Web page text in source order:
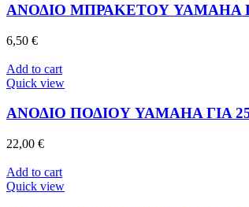
ΑΝΟΔΙΟ ΜΠΡΑΚΕΤΟΥ YAMAHA
6,50 €
Add to cart
Quick view
ΑΝΟΔΙΟ ΠΟΔΙΟΥ YAMAHA ΓΙΑ
22,00 €
Add to cart
Quick view